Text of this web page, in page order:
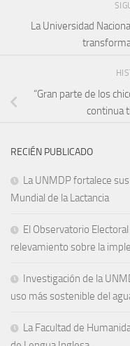
La Universidad
“Gran parte de los
continua
RECIÉN PUBLICADO
La UNMDP fortalece
Mundial de la Lactancia
El Observatorio
relevamiento sobre la
Investigación de la
uso más sostenible del
La Facultad de